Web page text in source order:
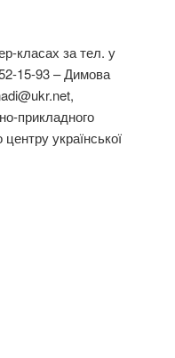
класах за тел. у
15-93 – Димова
прикладного
української